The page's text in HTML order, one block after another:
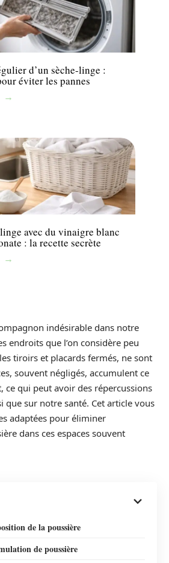
d’un sèche-linge :
éviter les pannes
avec du vinaigre blanc
: la recette secrète
indésirable dans notre
endroits que l’on considère peu
tiroirs et placards fermés, ne sont
souvent négligés, accumulent ce
ce qui peut avoir des répercussions
que sur notre santé. Cet article vous
adaptées pour éliminer
dans ces espaces souvent
de la poussière
de poussière